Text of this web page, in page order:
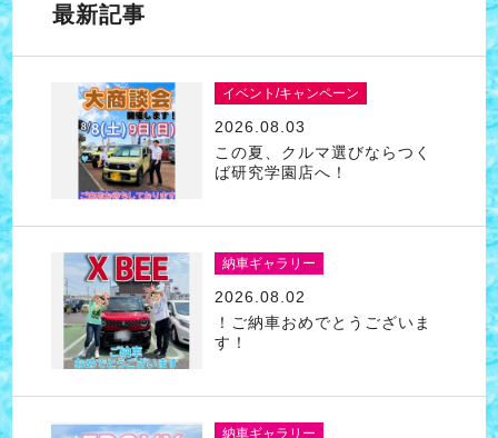
最新記事
イベント/キャンペーン
2026.08.03
この夏、クルマ選びならつく
ば研究学園店へ！
納車ギャラリー
2026.08.02
！ご納車おめでとうございま
す！
納車ギャラリー